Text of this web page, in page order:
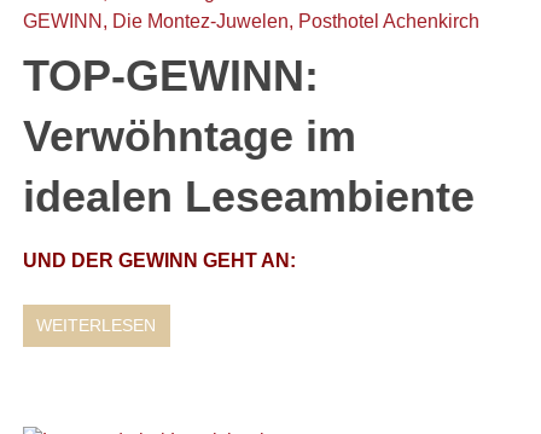
TOP-GEWINN:
Verwöhntage im
idealen Leseambiente
UND DER GEWINN GEHT AN:
WEITERLESEN